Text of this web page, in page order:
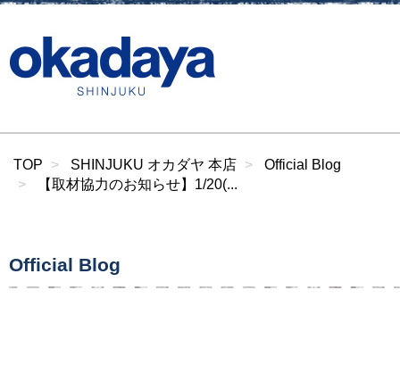
TOP SHINJUKU オカダヤ 本店
Official Blog
【取材協力のお知らせ】1/20(...
Official Blog